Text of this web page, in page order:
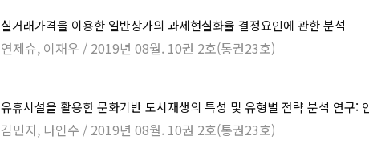
실거래가격을 이용한 일반상가의 과세현실화율 결정요인에 관한 분석
연제슈, 이재우 / 2019년 08월. 10권 2호(통권23호)
유휴시설을 활용한 문화기반 도시재생의 특성 및 유형별 전략 분석 연구:
김민지, 나인수 / 2019년 08월. 10권 2호(통권23호)